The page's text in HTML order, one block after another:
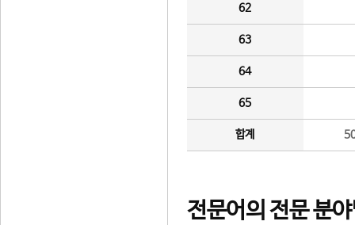
62
63
64
65
합계
전문어의 전문 분